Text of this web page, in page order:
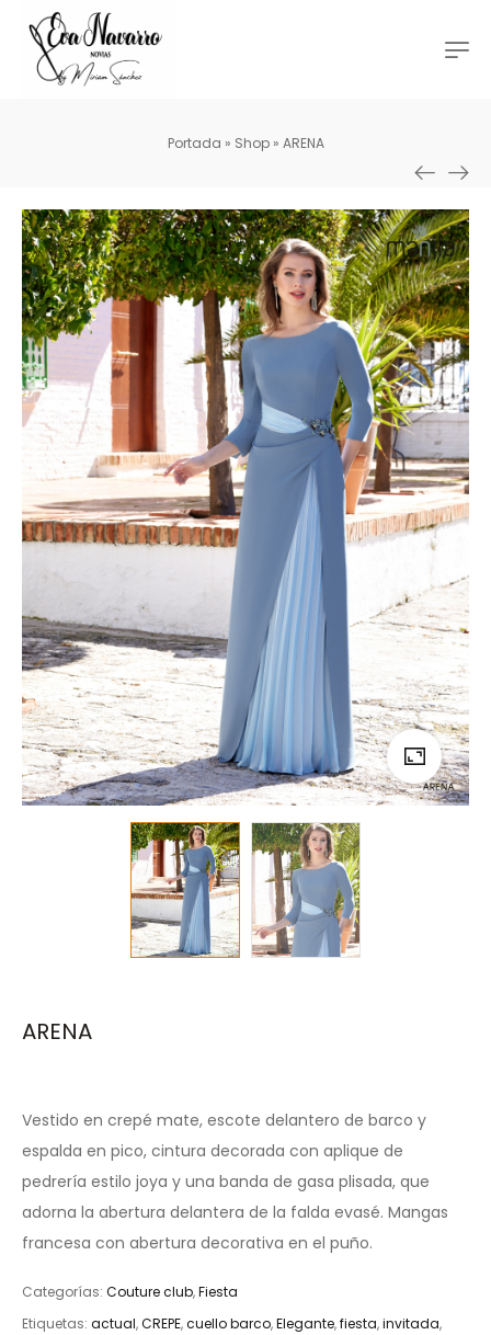
Portada » Shop» ARENA
ARENA
Vestido en crepé mate, escote delantero de barco y
espalda en pico, cintura decorada con aplique de
pedrería estilo joya y una banda de gasa plisada, que
adorna la abertura delantera de la falda evasé. Mangas
francesa con abertura decorativa en el puño.
Categorías: Couture club,Fiesta
Etiquetas: actual,CREPE,cuello barco,Elegante,fiesta,invitada,